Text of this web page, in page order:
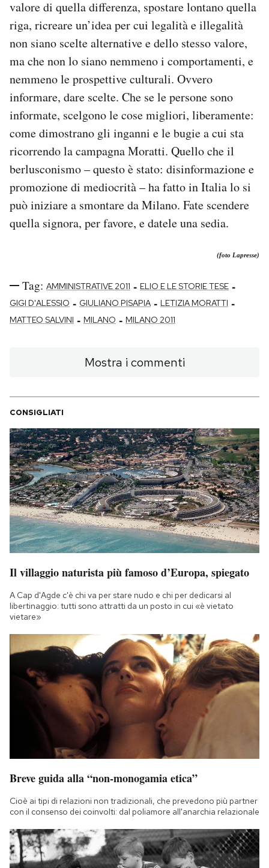
valore di quella differenza, spostare lontano quella
riga, ricreare un’idea per cui legalità e illegalità
non siano scelte alternative e dello stesso valore,
ma che non lo siano nemmeno i comportamenti, e
nemmeno le prospettive culturali. Ovvero
informare, dare scelte. Che se le persone sono
informate, scelgono le cose migliori, liberamente:
come dimostrano gli inganni e le bugie a cui sta
ricorrendo la campagna Moratti. Quello che il
berlusconismo – questo è stato: disinformazione e
promozione di mediocrità – ha fatto in Italia lo si
può iniziare a smontare da Milano. Fate scendere
quella signora, per favore, e datele una sedia.
(foto Lapresse)
Tag: AMMINISTRATIVE 2011 - ELIO E LE STORIE TESE -
GIGI D'ALESSIO - GIULIANO PISAPIA - LETIZIA MORATTI -
MATTEO SALVINI - MILANO - MILANO 2011
Mostra i commenti
CONSIGLIATI
Il villaggio naturista più famoso d’Europa, spiegato
A Cap d'Agde c'è chi va per stare nudo e chi per dedicarsi al
libertinaggio: tutti sono attratti da un posto in cui «è vietato
vietare»
Breve guida alla “non-monogamia etica”
Cioè ai tipi di relazioni non tradizionali, che prevedono più partner
con il consenso dei coinvolti: dal poliamore all'anarchia relazionale